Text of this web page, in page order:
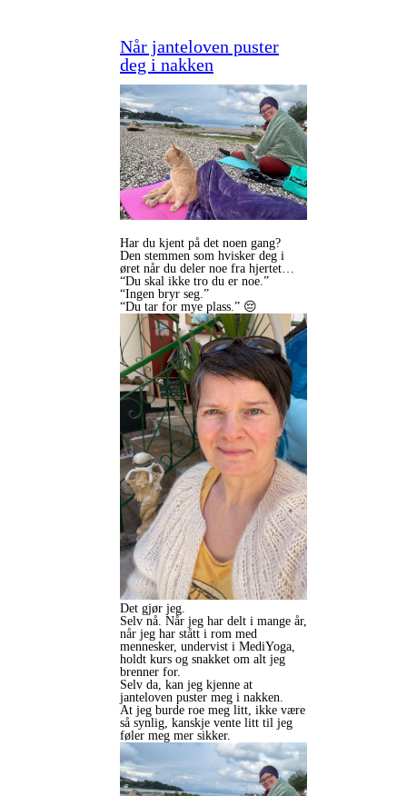
Når janteloven puster
deg i nakken
Har du kjent på det noen gang?
Den stemmen som hvisker deg i
øret når du deler noe fra hjertet…
“Du skal ikke tro du er noe.”
“Ingen bryr seg.”
“Du tar for mye plass.” 😔
Det gjør jeg.
Selv nå. Når jeg har delt i mange år,
når jeg har stått i rom med
mennesker, undervist i MediYoga,
holdt kurs og snakket om alt jeg
brenner for.
Selv da, kan jeg kjenne at
janteloven puster meg i nakken.
At jeg burde roe meg litt, ikke være
så synlig, kanskje vente litt til jeg
føler meg mer sikker.